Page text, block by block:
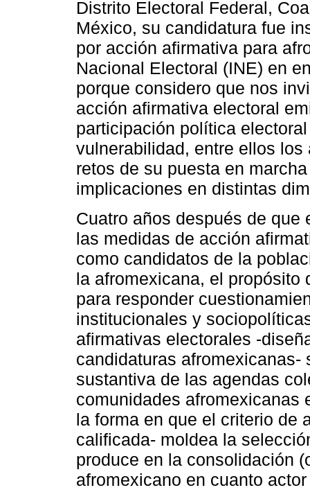
Distrito Electoral Federal,
México, su candidatura fue
por acción afirmativa para
Nacional Electoral (INE) en
porque considero que nos
acción afirmativa electoral
participación política
vulnerabilidad, entre ellos
retos de su puesta en
implicaciones en distintas
Cuatro años después de que
las medidas de acción
como candidatos de la
la afromexicana, el propósito
para responder
institucionales y
afirmativas electorales -
candidaturas afromexicanas-
sustantiva de las agendas
comunidades afromexicanas
la forma en que el criterio de
calificada- moldea la
produce en la consolidación
afromexicano en cuanto